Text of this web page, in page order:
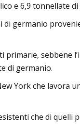
e 6,9 ​​tonnellate
di germanio
sebbene
di germanio.
York che lavora
che di quelli